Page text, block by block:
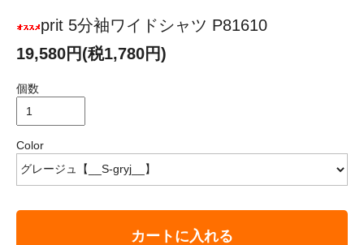
prit 5分袖ワイドシャツ P81610
19,580円(税1,780円)
個数
Color
カートに入れる